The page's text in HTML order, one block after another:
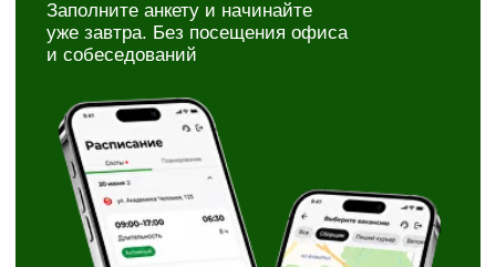
Скачать X5 Jobs
Районы на выбор
Самостоятельное планирование смен